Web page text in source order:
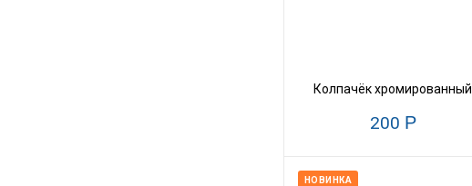
Колпачёк хромированный
200 Р
НОВИНКА